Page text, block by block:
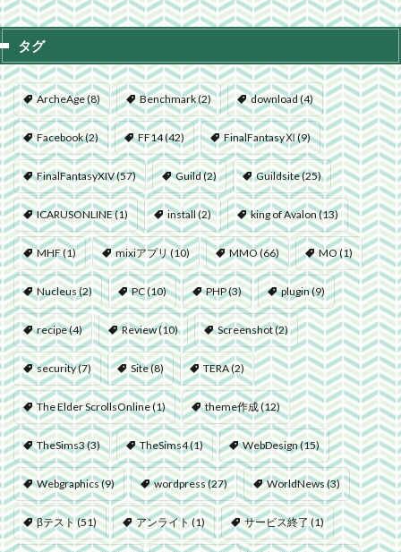
タグ
ArcheAge(8) Benchmark(2) download(4)
Facebook(2) FF14(42) FinalFantasyⅪ(9)
FinalFantasyXIV(57) Guild(2) Guildsite(25)
ICARUSONLINE(1) install(2) king of Avalon(13)
MHF(1) mixiアプリ(10) MMO(66) MO(1)
Nucleus(2) PC(10) PHP(3) plugin(9)
recipe(4) Review(10) Screenshot(2)
security(7) Site(8) TERA(2)
The Elder ScrollsOnline(1) theme作成(12)
TheSims3(3) TheSims4(1) WebDesign(15)
Webgraphics(9) wordpress(27) WorldNews(3)
βテスト(51) アンライト(1) サービス終了(1)